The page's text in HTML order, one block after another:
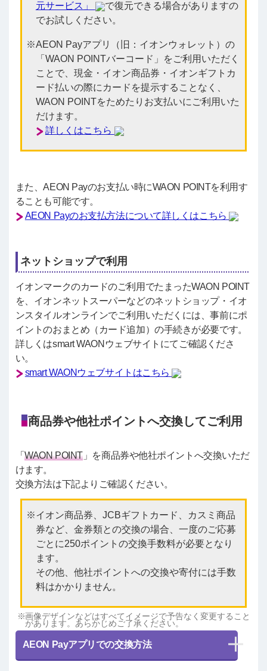
元サービス」
で復元できる場合がありますの
でお試しください。
AEON Payアプリ（旧：イオンウォレット）の
「WAON POINTバーコード」をご利用いただく
ことで、現金・イオン商品券・イオンギフトカ
ード払いの際にカードを提示することなく、
WAON POINTをためたりお支払いにご利用いた
だけます。
詳しくはこちら
また、AEON Payのお支払い時にWAON POINTを利用す
ることも可能です。
AEON Payのお支払方法について詳しくはこちら
ネットショップで利用
イオンマークのカードのご利用でたまったWAON POINT
を、イオンネットスーパーなどのネットショップ・イオ
ンスタイルオンラインでご利用いただくには、事前にポ
イントのおまとめ（カード追加）の手続きが必要です。
詳しくはsmart WAONウェブサイトにてご確認くださ
い。
smart WAONウェブサイトはこちら
商品券や他社ポイントへ交換してご利用
「WAON POINT」を商品券や他社ポイントへ交換いただ
けます。
交換方法は下記よりご確認ください。
イオン商品券、JCBギフトカード、カスミ商品
券など、金券類との交換の場合、一度のご応募
ごとに250ポイントの交換手数料が必要となり
ます。
その他、他社ポイントへの交換や寄付には手数
料はかかりません。
画像デザインなどはすべてイメージで予告なく変更すること
があります。あらかじめご了承ください。
AEON Payアプリでの交換方法